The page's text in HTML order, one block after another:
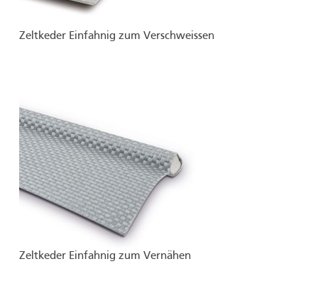
Zeltkeder Einfahnig zum Verschweissen
Zeltkeder Einfahnig zum Vernähen